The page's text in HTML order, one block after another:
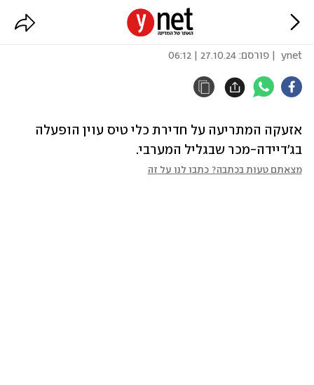
אזעקה נוספת בגליל המערבי
ynet | פורסם: 27.10.24 | 06:12
בג'דיידה-מכר שבגליל המערבי.
מצאתם טעות בכתבה? כתבו לנו על זה